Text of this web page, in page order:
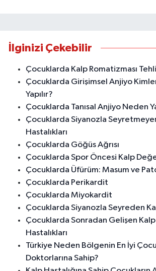
İlginizi Çekebilir
Çocuklarda Kalp Romatizması
Çocuklarda Girişimsel Anjiyo
Yapılır?
Çocuklarda Tanısal Anjiyo Neden
Çocuklarda Siyanozla
Hastalıkları
Çocuklarda Göğüs Ağrısı
Çocuklarda Spor Öncesi Kalp
Çocuklarda Üfürüm: Masum ve
Çocuklarda Perikardit
Çocuklarda Miyokardit
Çocuklarda Siyanozla Seyreden
Çocuklarda Sonradan Gelişen
Hastalıkları
Türkiye Neden Bölgenin En İyi
Doktorlarına Sahip?